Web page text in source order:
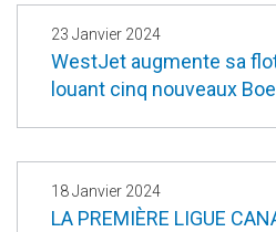
23 Janvier 2024
WestJet augmente sa
louant cinq nouveaux
18 Janvier 2024
LA PREMIÈRE LIGUE